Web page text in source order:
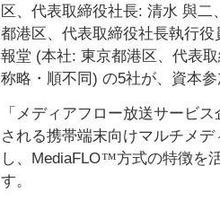
区、代表取締役社長: 清水 與
都港区、代表取締役社長執行
報堂 (本社: 東京都港区、代表
称略・順不同) の5社が、資本
「メディアフロー放送サービ
される携帯端末向けマルチメ
し、MediaFLO™方式の特徴を
す。